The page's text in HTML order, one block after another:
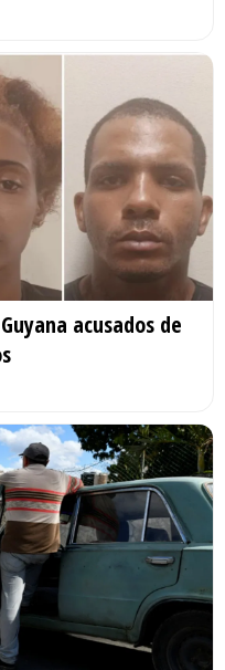
acusados de